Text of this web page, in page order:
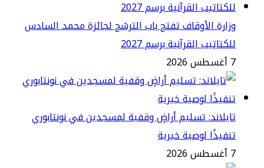
الأوقاف تفتح باب الترشح لجائزة محمد السادس
القرآنية برسم 2027
تسليم أراضٍ وقفية لمسجدين في نونتابوري
لوصية خيرية